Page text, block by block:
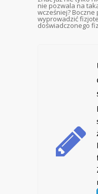
nie pozwala na
wcześniej?
wyprowadzić
doświadczonego